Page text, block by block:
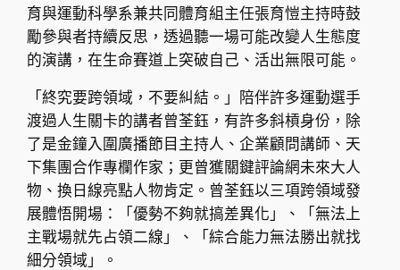
育與運動科學系兼共同體育組主任張育愷主持時鼓
勵參與者持續反思，透過聽一場可能改變人生態度
的演講，在生命賽道上突破自己、活出無限可能。
「終究要跨領域，不要糾結。」陪伴許多運動選手
渡過人生關卡的講者曾荃鈺，有許多斜槓身份，除
了是金鐘入圍廣播節目主持人、企業顧問講師、天
下集團合作專欄作家；更曾獲關鍵評論網未來大人
物、換日線亮點人物肯定。曾荃鈺以三項跨領域發
展體悟開場：「優勢不夠就搞差異化」、「無法上
主戰場就先占領二線」、「綜合能力無法勝出就找
細分領域」。